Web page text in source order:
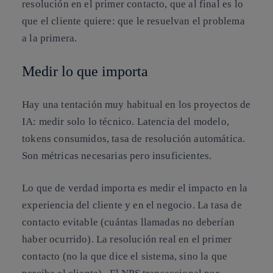
resolución en el primer contacto, que al final es lo
que el cliente quiere: que le resuelvan el problema
a la primera.
Medir lo que importa
Hay una tentación muy habitual en los proyectos de
IA: medir solo lo técnico. Latencia del modelo,
tokens consumidos, tasa de resolución automática.
Son métricas necesarias pero insuficientes.
Lo que de verdad importa es medir el impacto en la
experiencia del cliente y en el negocio. La tasa de
contacto evitable (cuántas llamadas no deberían
haber ocurrido). La resolución real en el primer
contacto (no la que dice el sistema, sino la que